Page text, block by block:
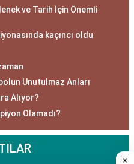
ve Tarih İçin Önemli
kaçıncı oldu
Unutulmaz Anları
Alıyor?
Olamadı?